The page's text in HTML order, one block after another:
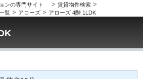
ンの専門サイト > 賃貸物件検索 >
覧 > アローズ > アローズ 4階 1LDK